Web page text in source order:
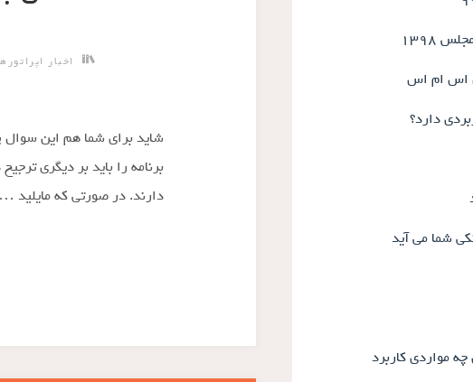
۱۳۹۸
اس ام اس
دارد؟
شما می آید
مواردی کاربرد
اخبار
شاید برای شما هم این سوال
برنامه را باید بر دیگری
دارند. در صورتی که مایلید …